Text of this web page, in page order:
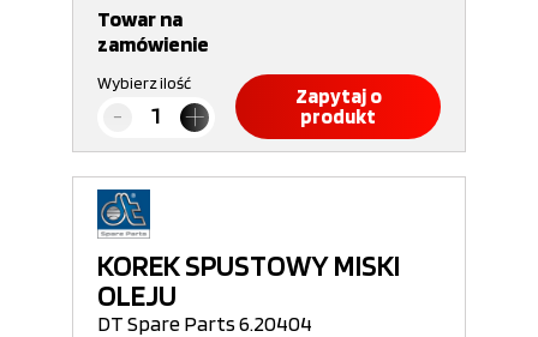
Towar na
zamówienie
Wybierz ilość
Zapytaj o
produkt
KOREK SPUSTOWY MISKI
OLEJU
DT Spare Parts 6.20404